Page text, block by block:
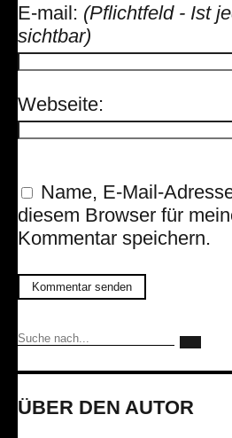
E-mail: (Pflichtfeld - Ist
sichtbar)
Webseite:
Name, E-Mail-
diesem Browser für
Kommentar speichern.
ÜBER DEN AUTOR